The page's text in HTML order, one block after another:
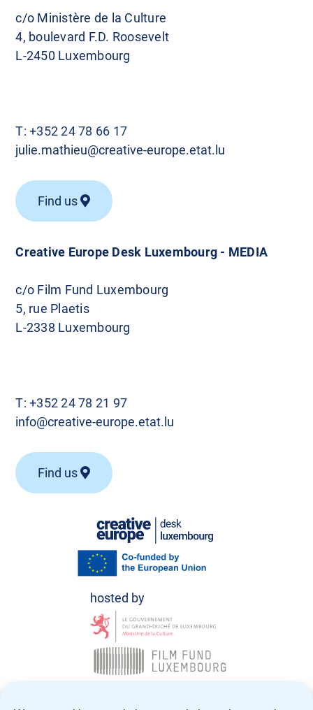
Creative Europe Desk Luxembourg - MEDIA
c/o Film Fund Luxembourg
5, rue Plaetis
L-2338 Luxembourg
T:+352 24 78 21 97
info@creative-europe.etat.lu
Find us
c/o Ministère de la Culture
4, boulevard F.D. Roosevelt
L-2450 Luxembourg
T:+352 24 78 66 17
julie.mathieu@creative-europe.etat.lu
Find us